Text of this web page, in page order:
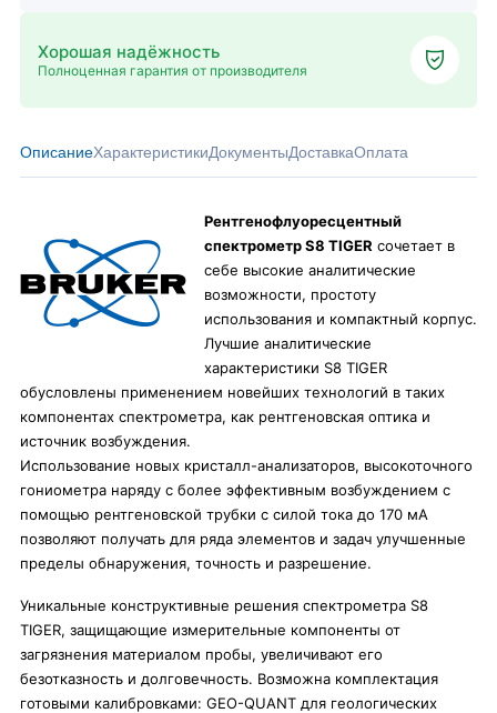
Хорошая надёжность
Полноценная гарантия от производителя
ОписаниеХарактеристикиДокументыДоставкаОплата
Рентгенофлуоресцентный
спектрометр S8 TIGER сочетает в
себе высокие аналитические
возможности, простоту
использования и компактный корпус.
Лучшие аналитические
характеристики S8 TIGER
обусловлены применением новейших технологий в таких
компонентах спектрометра, как рентгеновская оптика и
источник возбуждения.
Использование новых кристалл-анализаторов, высокоточного
гониометра наряду с более эффективным возбуждением с
помощью рентгеновской трубки с силой тока до 170 мА
позволяют получать для ряда элементов и задач улучшенные
пределы обнаружения, точность и разрешение.
Уникальные конструктивные решения спектрометра S8
TIGER, защищающие измерительные компоненты от
загрязнения материалом пробы, увеличивают его
безотказность и долговечность. Возможна комплектация
готовыми калибровками: GEO-QUANT для геологических